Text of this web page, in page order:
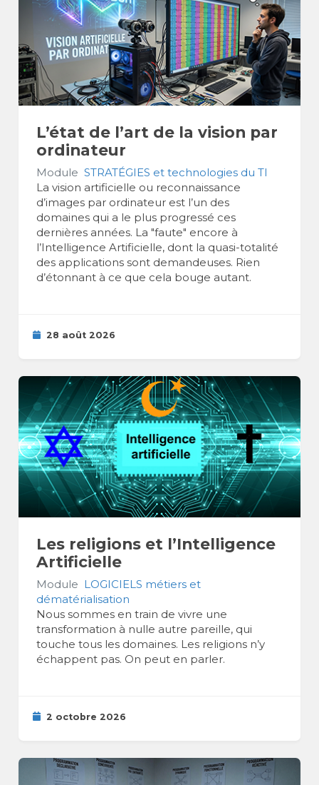
L’état de l’art de la vision par
ordinateur
Module STRATÉGIES et technologies du TI
La vision artificielle ou reconnaissance
d’images par ordinateur est l’un des
domaines qui a le plus progressé ces
dernières années. La "faute" encore à
l’Intelligence Artificielle, dont la quasi-totalité
des applications sont demandeuses. Rien
d’étonnant à ce que cela bouge autant.
28 août 2026
Les religions et l’Intelligence
Artificielle
Module LOGICIELS métiers et
dématérialisation
Nous sommes en train de vivre une
transformation à nulle autre pareille, qui
touche tous les domaines. Les religions n’y
échappent pas. On peut en parler.
2 octobre 2026